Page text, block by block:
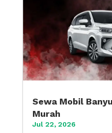
Sewa Mobil
Murah
Jul 22, 2026